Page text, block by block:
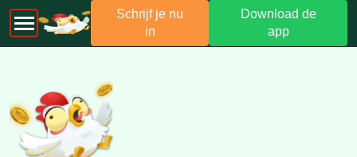
Schrijf je nu
in
Download de
app